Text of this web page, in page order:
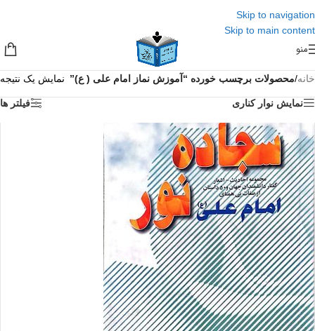
Skip to navigation
Skip to main content
منو
خانه/محصولات برچسب خورده “آموزش نماز امام علی ( ع)” نمایش یک نتیجه
نمایش نوار کناری فیلتر ها